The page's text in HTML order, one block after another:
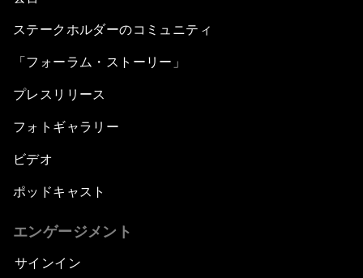
ステークホルダーのコミュニティ
「フォーラム・ストーリー」
プレスリリース
フォトギャラリー
ビデオ
ポッドキャスト
エンゲージメント
サインイン